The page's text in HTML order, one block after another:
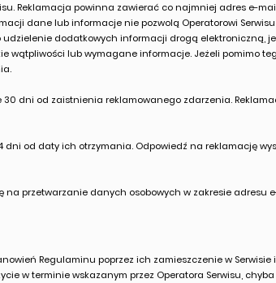
Reklamacja powinna zawierać co najmniej adres e-
dane lub informacje nie pozwolą Operatorowi
dodatkowych informacji drogą elektroniczną,
wątpliwości lub wymagane informacje. Jeżeli pomimo
30 dni od zaistnienia reklamowanego zdarzenia.
dni od daty ich otrzymania. Odpowiedź na reklamację
na przetwarzanie danych osobowych w zakresie adresu
Regulaminu poprzez ich zamieszczenie w
w terminie wskazanym przez Operatora Serwisu,